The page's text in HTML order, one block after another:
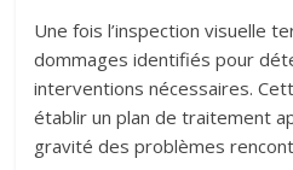
Une fois l’inspection visuelle
dommages identifiés pour
interventions nécessaires.
établir un plan de traitement
gravité des problèmes